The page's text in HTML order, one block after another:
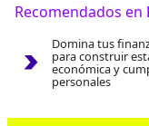
Recomendados en
Domina tus
para construir
económica y
personales